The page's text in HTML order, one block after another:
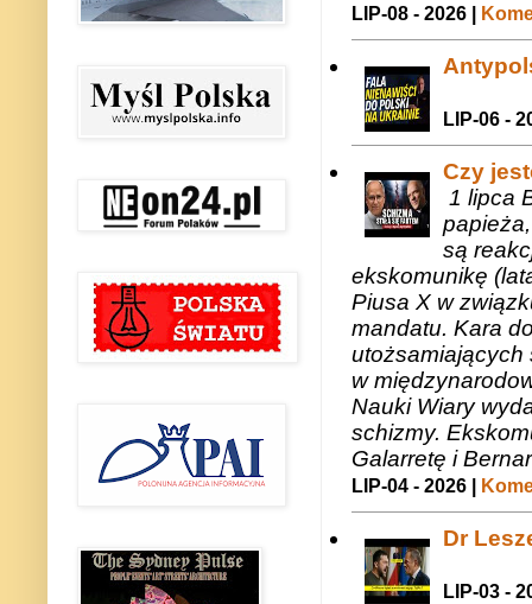
LIP-08 - 2026 |
LIP-06 -
Czy
1 lipca
są
ekskomunikę
Piusa X w
mandatu. Kara
utożsamiających
w
Nauki Wiary
schizmy.
Galarretę i
LIP-04 - 2026 |
Dr
LIP-03 -